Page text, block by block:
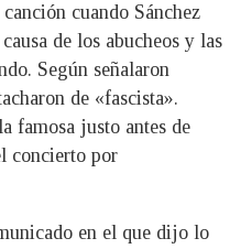
cuando Sánchez
de los abucheos y las
Según señalaron
de «fascista».
famosa justo antes de
concierto por
en el que dijo lo